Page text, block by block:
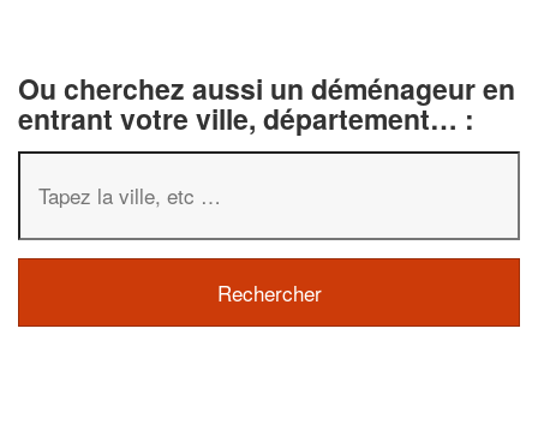
Ou cherchez aussi un déménageur en
entrant votre ville, département… :